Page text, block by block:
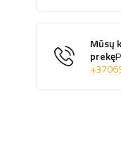
Mūsų
prekę